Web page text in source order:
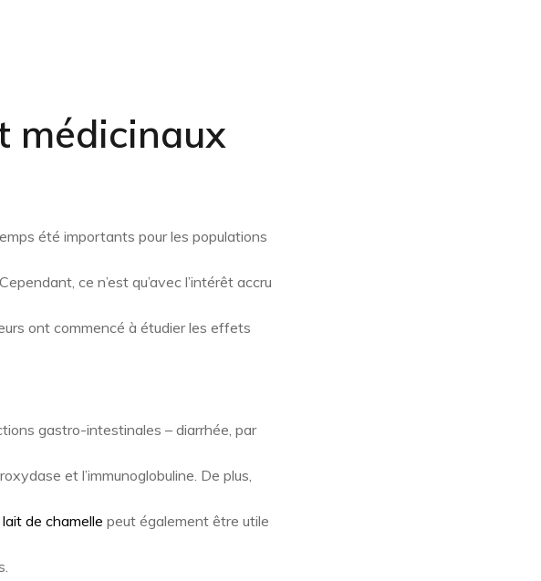
médicinaux
été importants pour les populations
ce n’est qu’avec l’intérêt accru
ont commencé à étudier les effets
gastro-intestinales – diarrhée, par
et l’immunoglobuline. De plus,
lait de chamelle peut également être utile